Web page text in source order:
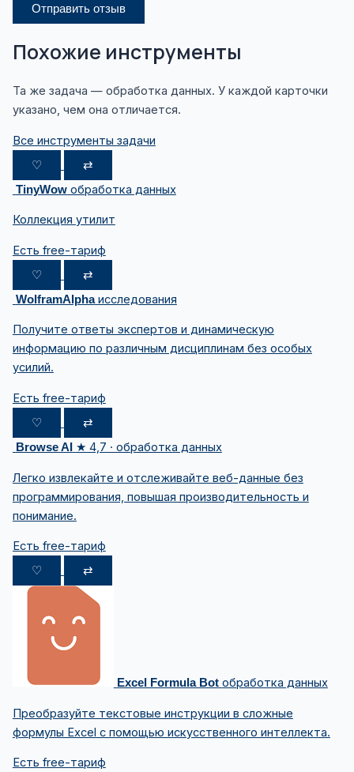
Отправить отзыв
Похожие инструменты
Та же задача — обработка данных. У каждой карточки
указано, чем она отличается.
Все инструменты задачи
♡
⇄
TinyWow обработка данных
Коллекция утилит
Есть free-тариф
♡
⇄
WolframAlpha исследования
Получите ответы экспертов и динамическую
информацию по различным дисциплинам без особых
усилий.
Есть free-тариф
♡
⇄
Browse AI
★ 4,7 · обработка данных
Легко извлекайте и отслеживайте веб-данные без
программирования, повышая производительность и
понимание.
Есть free-тариф
♡ ⇄
Excel Formula Bot обработка данных
Преобразуйте текстовые инструкции в сложные
формулы Excel с помощью искусственного интеллекта.
Есть free-тариф